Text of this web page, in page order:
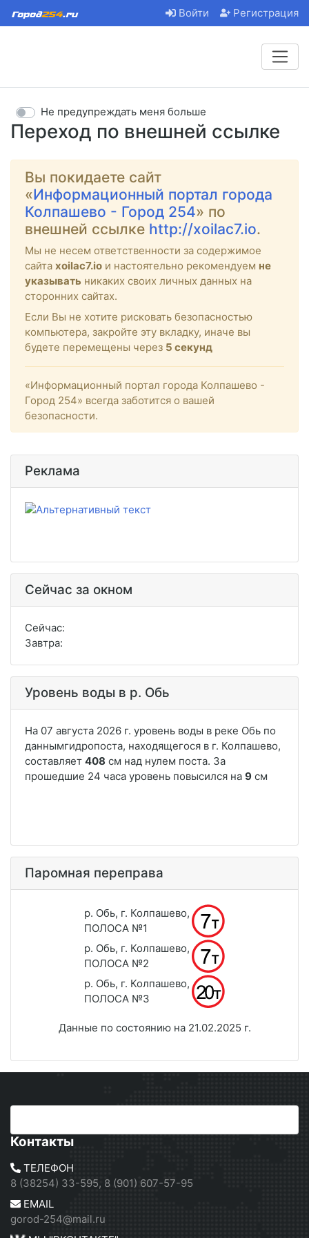
Войти Регистрация
Переход по внешней ссылке
Не предупреждать меня больше
Вы покидаете сайт
«Информационный портал города
Колпашево - Город 254» по
внешней ссылке http://xoilac7.io.
Мы не несем ответственности за содержимое
сайта xoilac7.io и настоятельно рекомендуем не
указывать никаких своих личных данных на
сторонних сайтах.
Если Вы не хотите рисковать безопасностью
компьютера, закройте эту вкладку, иначе вы
будете перемещены через 4 секунд
«Информационный портал города Колпашево -
Город 254» всегда заботится о вашей
безопасности.
Реклама
Сейчас за окном
Сейчас:
Завтра:
Уровень воды в р. Обь
Паромная переправа
р. Обь, г. Колпашево,
ПОЛОСА №1
р. Обь, г. Колпашево,
ПОЛОСА №2
р. Обь, г. Колпашево,
ПОЛОСА №3
Данные по состоянию на 21.02.2025 г.
Контакты
ТЕЛЕФОН
8 (38254) 33-595, 8 (901) 607-57-95
EMAIL
gorod-254@mail.ru